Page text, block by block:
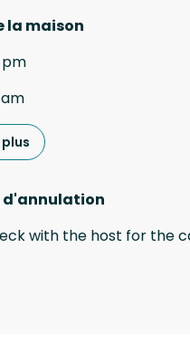
la maison
am
d'annulation
with the host for the